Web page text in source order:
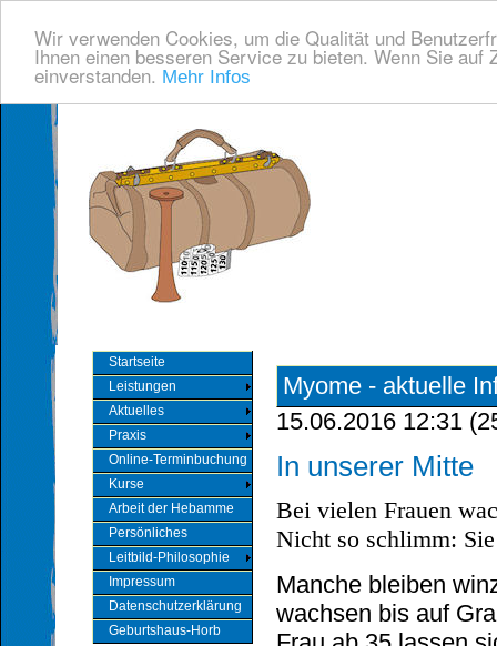
Wir verwenden Cookies, um die Qualität und
Ihnen einen besseren Service zu bieten. Wenn Sie
einverstanden. Mehr Infos
Startseite
Leistungen
Aktuelles
Praxis
Online-Terminbuchung
Kurse
Arbeit der Hebamme
Persönliches
Leitbild-Philosophie
Impressum
Datenschutzerklärung
Geburtshaus-Horb
Myome - aktuelle
15.06.2016 12:31 (
In unserer Mitte
Bei vielen Frauen
Nicht so schlimm:
Manche bleiben
wachsen bis auf